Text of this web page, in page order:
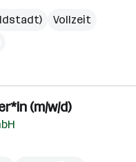
Vollzeit
(m/w/d)